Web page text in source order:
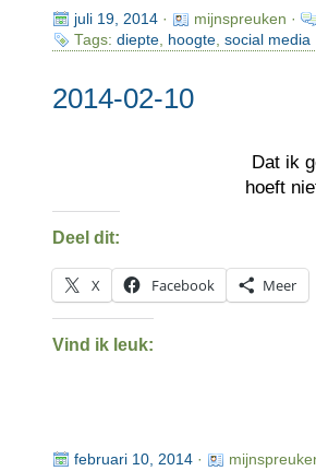
juli 19, 2014·
mijnspreuken ·
Tags: diepte, hoogte, social media
2014-02-10
Dat ik
hoeft
Deel dit:
X Facebook Meer
Vind ik leuk:
februari 10, 2014·